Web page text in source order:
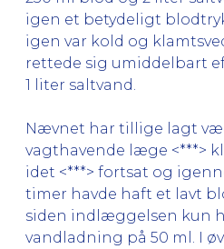
igen et betydeligt
igen var kold og
rettede sig umiddelbart
1 liter saltvand.
Nævnet har tillige lagt
vagthavende læge <***>
idet <***> fortsat og
timer havde haft et lavt
siden indlæggelsen kun
vandladning på 50 ml. I